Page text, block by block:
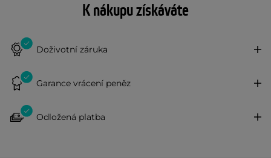
K nákupu získáváte
Doživotní záruka
Garance vrácení peněz
Odložená platba